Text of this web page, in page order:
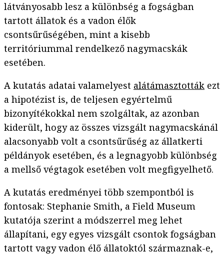
látványosabb lesz a különbség a fogságban
tartott állatok és a vadon élők
csontsűrűségében, mint a kisebb
territóriummal rendelkező nagymacskák
esetében.
A kutatás adatai valamelyest alátámasztották ezt
a hipotézist is, de teljesen egyértelmű
bizonyítékokkal nem szolgáltak, az azonban
kiderült, hogy az összes vizsgált nagymacskánál
alacsonyabb volt a csontsűrűség az állatkerti
példányok esetében, és a legnagyobb különbség
a mellső végtagok esetében volt megfigyelhető.
A kutatás eredményei több szempontból is
fontosak: Stephanie Smith, a Field Museum
kutatója szerint a módszerrel meg lehet
állapítani, egy egyes vizsgált csontok fogságban
tartott vagy vadon élő állatoktól származnak-e,